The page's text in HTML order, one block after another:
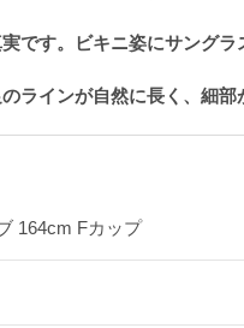
す。ビキニ姿にサング
インが自然に長く、細
164cm Fカップ